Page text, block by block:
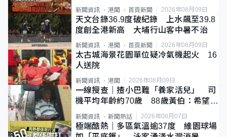
足
新聞資訊 港聞 首頁新聞 2026年08月09日
天文台錄36.9度破紀錄 上水飆至39.8
度創全港新高 大埔行山客中暑不治
新聞資訊 港聞 首頁新聞 2026年08月09日
太古城海景花園單位疑冷氣機起火 16
人送院
新聞資訊 港聞 2026年08月09日
一線搜查｜揸小巴難「養家活兒」 司
機平均年齡約70歲 88歲黃伯：希望一
直揸落去
新聞資訊 新聞熱話 2026年08月07日
極端酷熱｜多區氣溫逾37度 維園球場